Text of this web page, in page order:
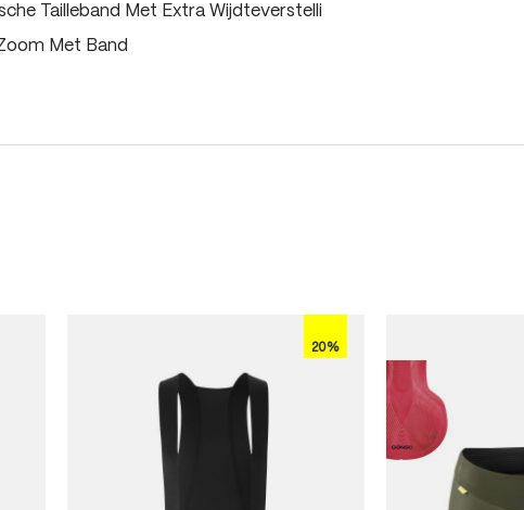
Tailleband Met Extra Wijdteverstelli
Met Band
20%